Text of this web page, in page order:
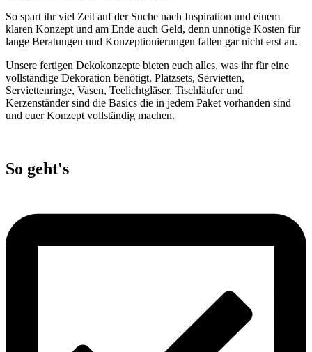
So spart ihr viel Zeit auf der Suche nach Inspiration und einem
klaren Konzept und am Ende auch Geld, denn unnötige Kosten für
lange Beratungen und Konzeptionierungen fallen gar nicht erst an.
Unsere fertigen Dekokonzepte bieten euch alles, was ihr für eine
vollständige Dekoration benötigt. Platzsets, Servietten,
Serviettenringe, Vasen, Teelichtgläser, Tischläufer und
Kerzenständer sind die Basics die in jedem Paket vorhanden sind
und euer Konzept vollständig machen.
So geht's